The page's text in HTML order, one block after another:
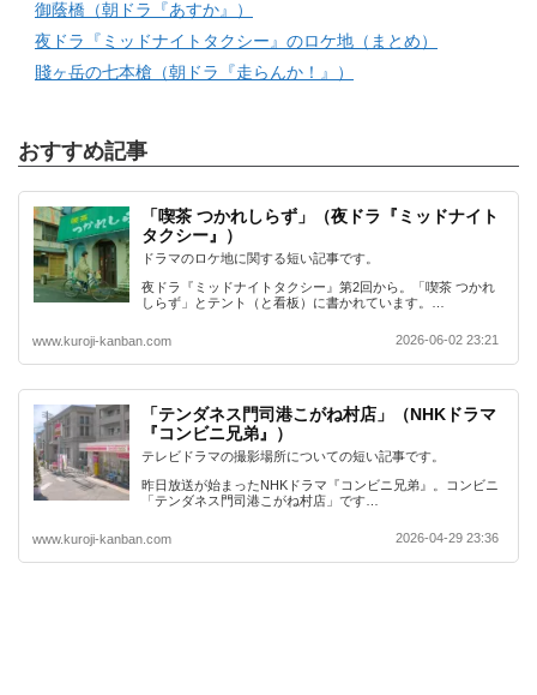
御蔭橋（朝ドラ『あすか』）
夜ドラ『ミッドナイトタクシー』のロケ地（まとめ）
賤ヶ岳の七本槍（朝ドラ『走らんか！』）
おすすめ記事
「喫茶 つかれしらず」（夜ドラ『ミッドナイト
タクシー』）
ドラマのロケ地に関する短い記事です。
夜ドラ『ミッドナイトタクシー』第2回から。「喫茶 つかれ
しらず」とテント（と看板）に書かれています。…
www.kuroji-kanban.com 2026-06-02 23:21
「テンダネス門司港こがね村店」（NHKドラマ
『コンビニ兄弟』）
テレビドラマの撮影場所についての短い記事です。
昨日放送が始まったNHKドラマ『コンビニ兄弟』。コンビニ
「テンダネス門司港こがね村店」です…
www.kuroji-kanban.com 2026-04-29 23:36